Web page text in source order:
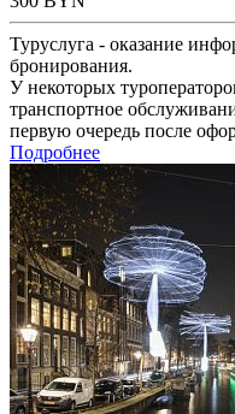
Туруслуга - оказание
бронирования.
У некоторых
транспортное
первую очередь после
Подробнее